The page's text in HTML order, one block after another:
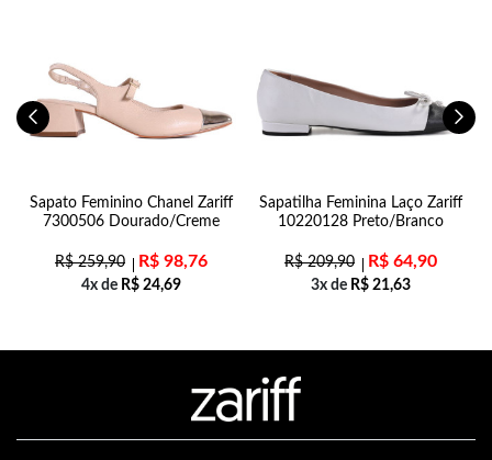
Sapato Feminino Chanel Zariff
7300506 Dourado/Creme
R$259,90 R$ 98,76
4x de R$ 24,69
Sapatilha Feminina Laço Zariff
10220128 Preto/Branco
R$209,90 R$ 64,90
3x de R$ 21,63